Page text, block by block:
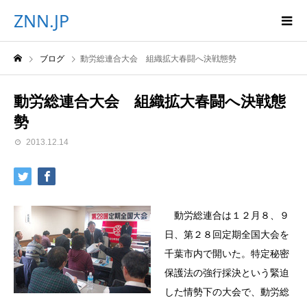
ZNN.JP
ブログ 動労総連合大会 組織拡大春闘へ決戦態勢
動労総連合大会 組織拡大春闘へ決戦態
勢
2013.12.14
動労総連合は１２月８、９
日、第２８回定期全国大会を
千葉市内で開いた。特定秘密
保護法の強行採決という緊迫
した情勢下の大会で、動労総